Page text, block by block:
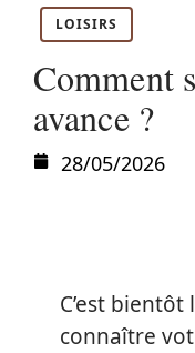
LOISIRS
Comment
avance ?
28/05/2026
C’est
connaître